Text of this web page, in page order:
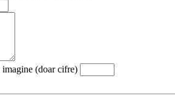
(doar cifre)